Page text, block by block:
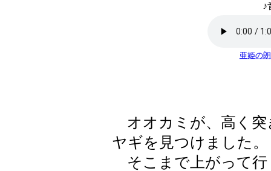
♪
亜姫の
オオカミが、高く突
ヤギを見つけました。
そこまで上がって行